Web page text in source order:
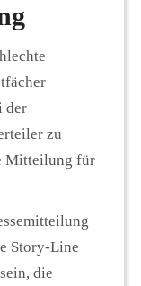
der
zu
Mitteilung für
Story-Line
die